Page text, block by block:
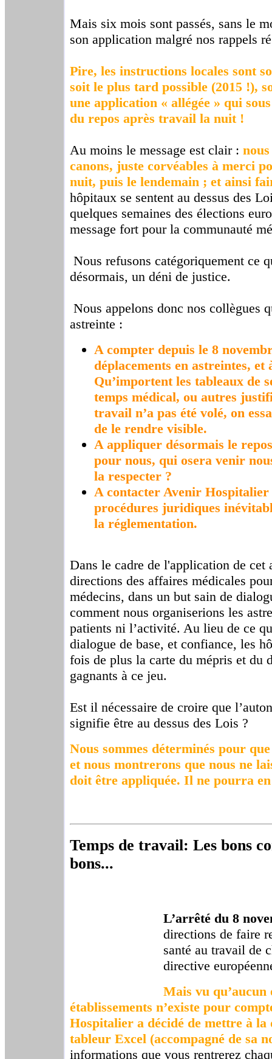
Mais six mois sont passés, sans le
son application malgré nos rappels
Pire, les instructions locales sont
soit le plus tard possible (2015 !),
une application « allégée » qui
du repos après travail la nuit !
Au moins le message est clair :
canons, juste corvéables à merci
nuit, puis le lendemain ; et ainsi
hôpitaux se sentent au dessus des
quelques semaines des élections
message fort pour la communauté
Nous refusons catégoriquement ce
désormais, un déni de justice.
Nous appelons donc nos collègues
astreinte :
A compter depuis le 8
déplacements en astreintes, et
Qu’importent les tableaux de
temps médical, ou autres
travail n’a pas été volé, on
de le rendre visible.
A appliquer désormais le
pour nous, qui osera venir
la respecter ?
A contacter Avenir
procédures juridiques
la réglementation.
Dans le cadre de l'application de cet
directions des affaires médicales
médecins, dans un but sain de
comment nous organiserions les
patients ni l’activité. Au lieu de ce
dialogue de base, et confiance, les
fois de plus la carte du mépris et du
gagnants à ce jeu.
Est il nécessaire de croire que
signifie être au dessus des Lois ?
Nous sommes déterminés pour
et nous montrerons que nous ne
doit être appliquée. Il ne pourra
Temps de travail: Les bons
bons...
L’arrêté du 8
directions de faire
santé au travail de
directive
Mais vu qu’aucun
établissements n’existe pour
Hospitalier a décidé de mettre à la
tableur Excel (accompagné de sa
informations que vous rentrerez